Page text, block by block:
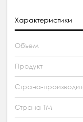
Характеристики
Объем
Продукт
Страна-
Страна ТМ